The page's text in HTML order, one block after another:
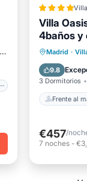
Villa
Villa
4baños y
Madrid ·
9.8
3 Dormitorios
Frente al
Frente
Bañera
€457/
7 noches-